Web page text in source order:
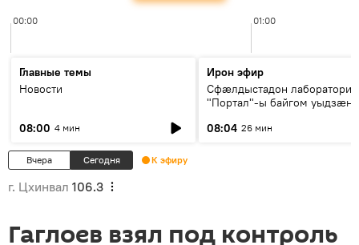
00:00 01:00
Главные темы
Новости
08:00 4 мин
Ирон эфир
Сфæлдыстадон лаборатори
"Портал"-ы байгом уыдзæн
Æхсары куыстыты равдыст
08:04 26 мин
Вчера Сегодня К эфиру
г. Цхинвал 106.3
Гаглоев взял под контроль